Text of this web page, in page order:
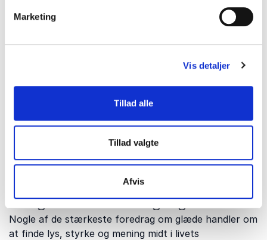
Marketing
Vis detaljer
Tillad alle
Tillad valgte
Afvis
Arbejdsglæde, trivsel og humor på
arbejdspladsen
Glæde på arbejdspladsen handler om mere end sjove
hvordan humor kan gøre arbejdspladsen sjovere,
sundere og mere effektiv. Hans foredrag er relevant
for organisationer, der vil styrke trivsel, samarbejde
Livsglæde trods modgang
Nogle af de stærkeste foredrag om glæde handler om
at finde lys, styrke og mening midt i livets